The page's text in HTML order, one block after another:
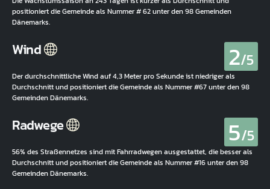
positioniert die Gemeinde als Nummer # 62 unter den 98 Gemeinden
Dänemarks.
Wind 2/5
Der durchschnittliche Wind auf 4,3 Meter pro Sekunde ist niedriger als
Durchschnitt und positioniert die Gemeinde als Nummer #67 unter den 98
Gemeinden Dänemarks.
Radwege 5/5
56% des Straßennetzes sind mit Fahrradwegen ausgestattet, die besser als
Durchschnitt und positioniert die Gemeinde als Nummer #16 unter den 98
Gemeinden Dänemarks.